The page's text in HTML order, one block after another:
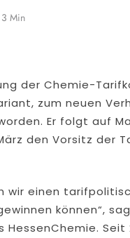
3 Min
der Chemie-
zum neuen
Er folgt auf
den Vorsitz der
wir einen
können“,